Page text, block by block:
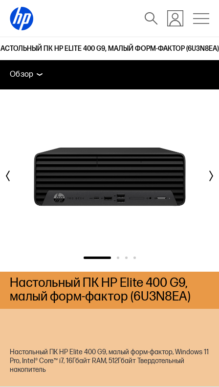
ПК HP ELITE 400 G9, МАЛЫЙ ФОРМ-ФАКТОР (6U3N8EA)
Обзор Функции Технические спецификации
Обзор
Дополнительные устройства
Поддержка
Настольный ПК HP Elite 400 G9, малый форм-фактор, Windows 11
Pro, Intel® Core™ i7, 16Гбайт RAM, 512Гбайт Твердотельный
накопитель
Настольный ПК HP Elite 400 G9,
малый форм-фактор (6U3N8EA)